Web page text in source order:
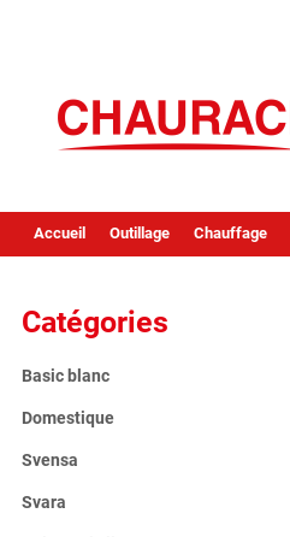
Accueil Outillage Chauffage
Catégories
Basic blanc
Domestique
Svensa
Svara